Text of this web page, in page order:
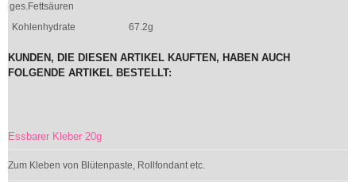
ges.Fettsäuren
Kohlenhydrate 67.2g
KUNDEN, DIE DIESEN ARTIKEL KAUFTEN, HABEN AUCH
FOLGENDE ARTIKEL BESTELLT:
Essbarer Kleber 20g
Zum Kleben von Blütenpaste, Rollfondant etc.